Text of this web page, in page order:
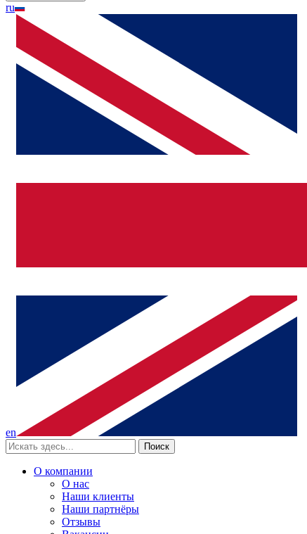
ru
en
Поиск
О компании
О нас
Наши клиенты
Наши партнёры
Отзывы